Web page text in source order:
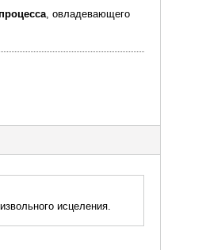
, овладевающего
исцеления.